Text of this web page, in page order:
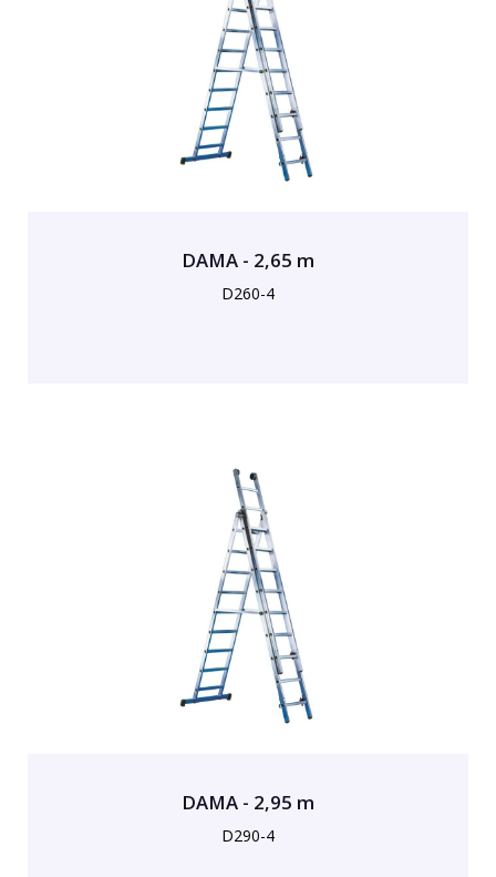
DAMA - 2,65 m
D260-4
DAMA - 2,95 m
D290-4